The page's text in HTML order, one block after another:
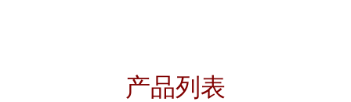
产品列表